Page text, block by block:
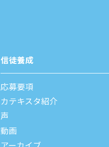
信徒養成
応募要項
カテキスタ紹介
声
動画